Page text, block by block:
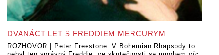
DVANÁCT LET S FREDDIEM MERCURYM
ROZHOVOR | Peter Freestone: V Bohemian Rhapsody to